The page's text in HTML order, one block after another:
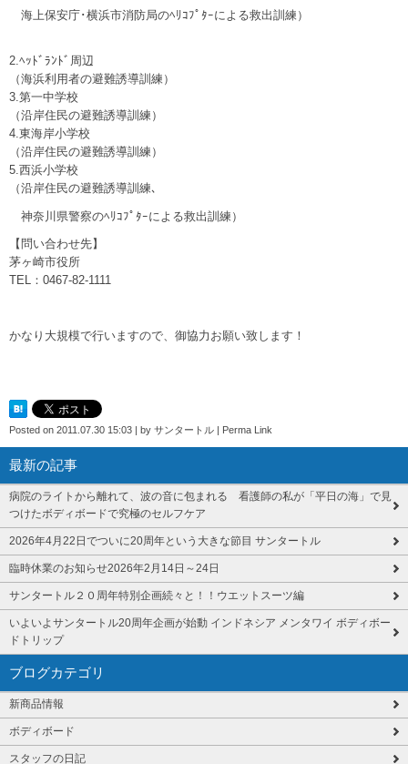
海上保安庁･横浜市消防局のﾍﾘｺﾌﾟﾀｰによる救出訓練）
2.ﾍｯﾄﾞﾗﾝﾄﾞ周辺
（海浜利用者の避難誘導訓練）
3.第一中学校
（沿岸住民の避難誘導訓練）
4.東海岸小学校
（沿岸住民の避難誘導訓練）
5.西浜小学校
（沿岸住民の避難誘導訓練､
神奈川県警察のﾍﾘｺﾌﾟﾀｰによる救出訓練）
【問い合わせ先】
茅ヶ崎市役所
TEL：0467-82-1111
かなり大規模で行いますので、御協力お願い致します！
Posted on 2011.07.30 15:03 by サンタートル Perma Link
最新の記事
病院のライトから離れて、波の音に包まれる 看護師の私が「平日の海」で見
つけたボディボードで究極のセルフケア
2026年4月22日でついに20周年という大きな節目 サンタートル
臨時休業のお知らせ2026年2月14日～24日
サンタートル２０周年特別企画続々と！！ウエットスーツ編
いよいよサンタートル20周年企画が始動 インドネシア メンタワイ ボディボー
ドトリップ
ブログカテゴリ
新商品情報
ボディボード
スタッフの日記